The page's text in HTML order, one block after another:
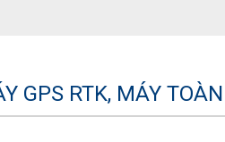
GPS RTK, MÁY